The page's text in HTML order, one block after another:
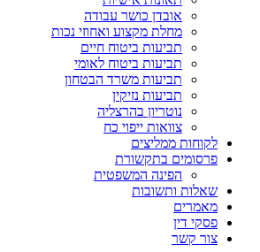
אובדן כושר עבודה
מחלת מקצוע ואחוזי נכות
תביעות ביטוח חיים
תביעות ביטוח לאומי
תביעות משרד הבטחון
תביעות נזיקין
נוטריון בהרצליה
צוואות ייפוי כח
לקוחות ממליצים
פרסומים בתקשורת
הפינה המשפטית
שאלות ותשובות
מאמרים
פסקי דין
צור קשר